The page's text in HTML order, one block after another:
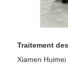
Traitement
Xiamen